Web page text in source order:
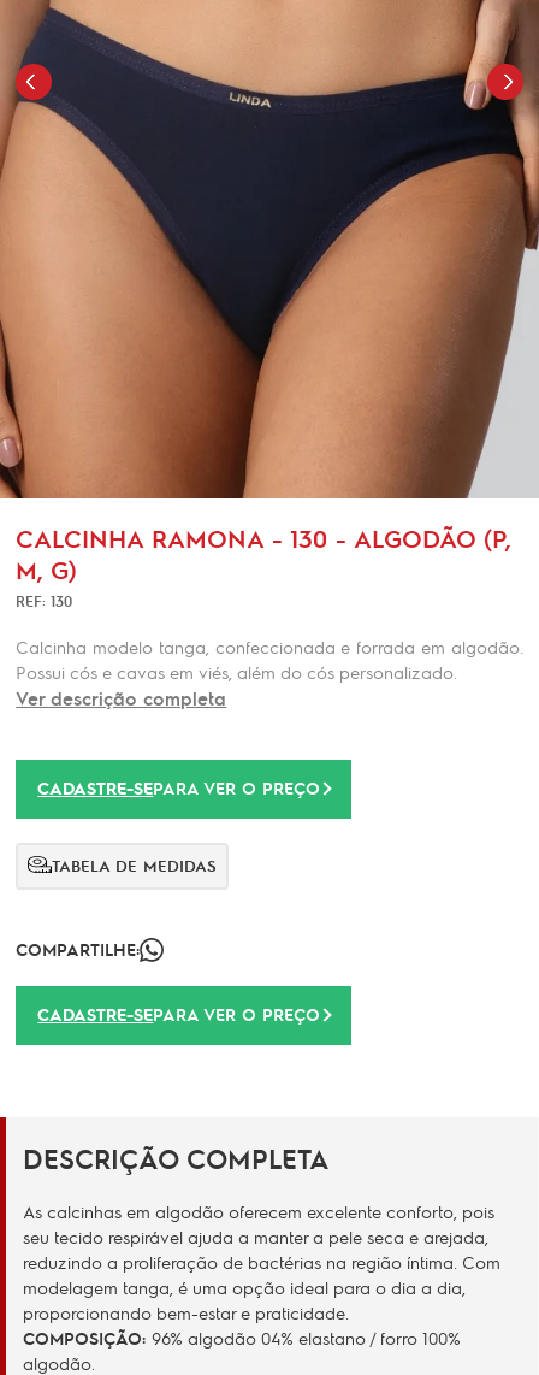
CALCINHA RAMONA - 130 - ALGODÃO (P,
M, G)
REF: 130
Calcinha modelo tanga, confeccionada e forrada em algodão.
Possui cós e cavas em viés, além do cós personalizado.
Ver descrição completa
CADASTRE-SEPARA VER O PREÇO
TABELA DE MEDIDAS
COMPARTILHE:
CADASTRE-SEPARA VER O PREÇO
DESCRIÇÃO COMPLETA
As calcinhas em algodão oferecem excelente conforto, pois
seu tecido respirável ajuda a manter a pele seca e arejada,
reduzindo a proliferação de bactérias na região íntima. Com
modelagem tanga, é uma opção ideal para o dia a dia,
proporcionando bem-estar e praticidade.
COMPOSIÇÃO: 96% algodão 04% elastano / forro 100%
algodão.